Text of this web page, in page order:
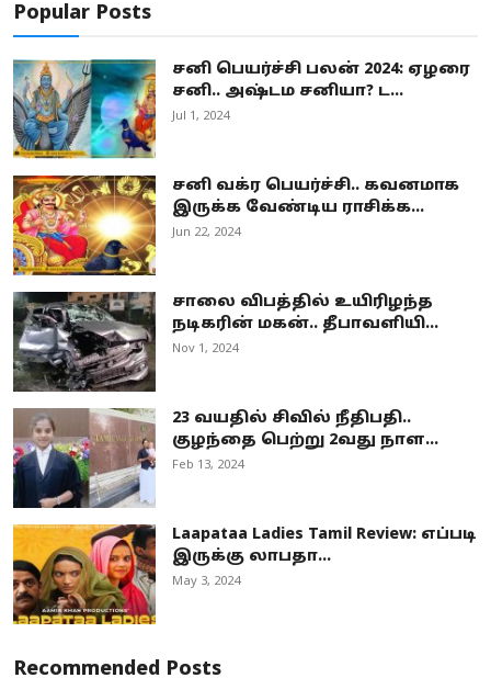
Popular Posts
சனி பெயர்ச்சி பலன் 2024: ஏழரை
சனி.. அஷ்டம சனியா? ட...
Jul 1, 2024
சனி வக்ர பெயர்ச்சி.. கவனமாக
இருக்க வேண்டிய ராசிக்க...
Jun 22, 2024
சாலை விபத்தில் உயிரிழந்த
நடிகரின் மகன்.. தீபாவளியி...
Nov 1, 2024
23 வயதில் சிவில் நீதிபதி..
குழந்தை பெற்று 2வது நாள...
Feb 13, 2024
Laapataa Ladies Tamil Review: எப்படி
இருக்கு லாபதா...
May 3, 2024
Recommended Posts